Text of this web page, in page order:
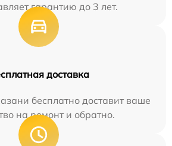
гарантию до 3 лет.
доставка
бесплатно доставит ваше
на ремонт и обратно.